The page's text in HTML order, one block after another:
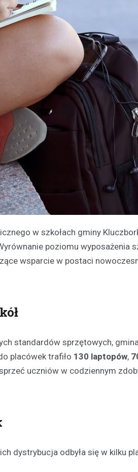
w szkołach gminy
poziomu wyposażenia
wsparcie w postaci
standardów sprzętowych,
placówek trafiło 130 laptopów,
uczniów w codziennym
dystrybucja odbyła się w kilku
W miniony